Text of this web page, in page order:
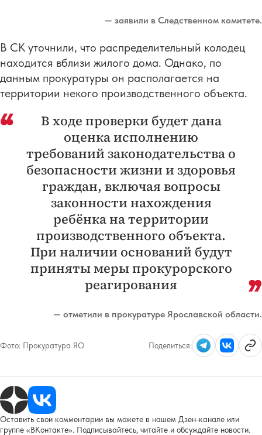
— заявили в Следственном комитете.
В СК уточнили, что распределительный колодец
находится вблизи жилого дома. Однако, по
данным прокуратуры он располагается на
территории некого производственного объекта.
В ходе проверки будет дана
оценка исполнению
требований законодательства о
безопасности жизни и здоровья
граждан, включая вопросы
законности нахождения
ребёнка на территории
производственного объекта.
При наличии оснований будут
приняты меры прокурорского
реагирования
— отметили в прокуратуре Ярославской области.
Фото: Прокуратура ЯО Поделиться:
Оставить свои комментарии вы можете в нашем Дзен-канале или
группе «ВКонтакте». Подписывайтесь, читайте и обсуждайте новости.